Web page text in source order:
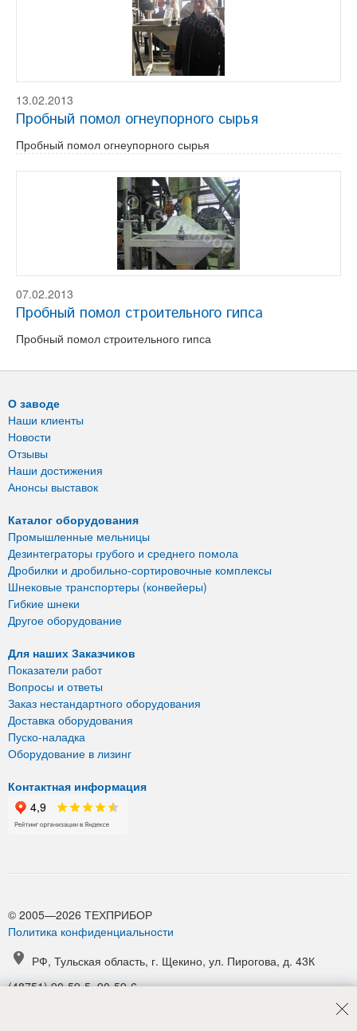
13.02.2013
Пробный помол огнеупорного сырья
Пробный помол огнеупорного сырья
07.02.2013
Пробный помол строительного гипса
Пробный помол строительного гипса
О заводе
Наши клиенты
Новости
Отзывы
Наши достижения
Анонсы выставок
Каталог оборудования
Промышленные мельницы
Дезинтеграторы грубого и среднего помола
Дробилки и дробильно-сортировочные комплексы
Шнековые транспортеры (конвейеры)
Гибкие шнеки
Другое оборудование
Для наших Заказчиков
Показатели работ
Вопросы и ответы
Заказ нестандартного оборудования
Доставка оборудования
Пуско-наладка
Оборудование в лизинг
Контактная информация
© 2005—2026 ТЕХПРИБОР
Политика конфиденциальности
РФ, Тульская область, г. Щекино, ул. Пирогова, д. 43К
(48751) 90-59-5, 90-59-6